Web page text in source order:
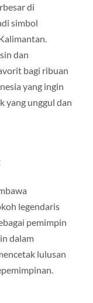
di
simbol
dan
bagi ribuan
yang ingin
yang unggul dan
legendaris
pemimpin
dalam
lulusan